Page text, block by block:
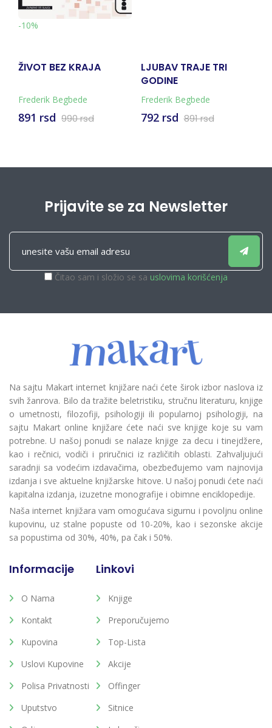
-10%
ŽIVOT BEZ KRAJA
Frederik Begbede
891 rsd 990 rsd
LJUBAV TRAJE TRI
GODINE
Frederik Begbede
792 rsd 891 rsd
Prijavite se za Newsletter
Čitao sam i složio se sa uslovima korišćenja
Na sajtu Makart internet knjižare naći ćete širok izbor naslova iz
svih žanrova. Bilo da tražite beletristiku, stručnu literaturu, knjige
o umetnosti, filozofiji, psihologiji ili popularnoj psihologiji, na
sajtu Makart online knjižare ćete naći sve knjige koje su vam
potrebne. U našoj ponudi se nalaze knjige za decu i tinejdžere,
kao i rečnici, vodiči i priručnici iz različitih oblasti. Zahvaljujući
saradnji sa vodećim izdavačima, obezbeđujemo vam najnovija
izdanja i sve aktuelne knjižarske hitove. U našoj ponudi ćete naći
kapitalna izdanja, izuzetne monografije i obimne enciklopedije.
Naša internet knjižara vam omogućava sigurnu i povoljnu online
kupovinu, uz stalne popuste od 10-20%, kao i sezonske akcije
sa popustima od 30%, 40%, pa čak i 50%.
Informacije
O Nama
Kontakt
Kupovina
Uslovi Kupovine
Polisa Privatnosti
Uputstvo
Linkovi
Knjige
Preporučujemo
Top-Lista
Akcije
Offinger
Sitnice